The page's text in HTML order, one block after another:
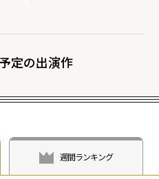
定の出演作
週間ランキング